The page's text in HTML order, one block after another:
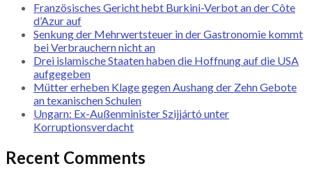
Französisches Gericht hebt Burkini-Verbot an der Côte
d’Azur auf
Senkung der Mehrwertsteuer in der Gastronomie kommt
bei Verbrauchern nicht an
Drei islamische Staaten haben die Hoffnung auf die USA
aufgegeben
Mütter erheben Klage gegen Aushang der Zehn Gebote
an texanischen Schulen
Ungarn: Ex-Außenminister Szijjártó unter
Korruptionsverdacht
Recent Comments